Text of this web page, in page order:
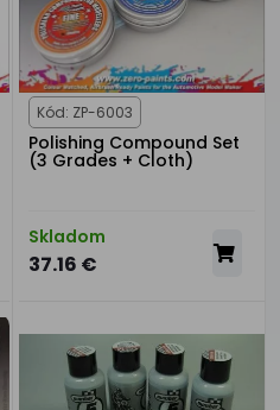
Kód: ZP-6003
Polishing Compound Set
(3 Grades + Cloth)
Skladom
37.16 €